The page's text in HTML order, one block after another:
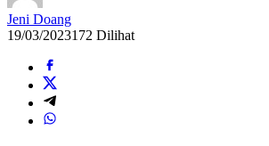
Jeni Doang
19/03/2023172 Dilihat